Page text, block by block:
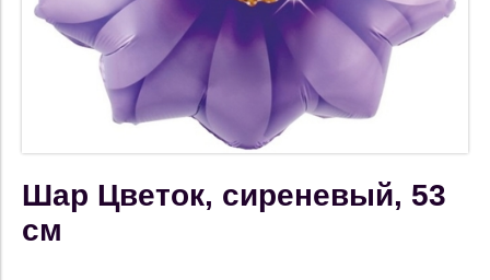
Шар Цветок, сиреневый, 53
см